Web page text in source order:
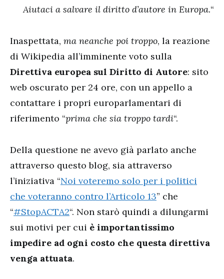
Aiutaci a salvare il diritto d’autore in Europa.“
Inaspettata, ma neanche poi troppo, la reazione
di Wikipedia all’imminente voto sulla
Direttiva europea sul Diritto di Autore: sito
web oscurato per 24 ore, con un appello a
contattare i propri europarlamentari di
riferimento “prima che sia troppo tardi“.
Della questione ne avevo già parlato anche
attraverso questo blog, sia attraverso
l’iniziativa “Noi voteremo solo per i politici
che voteranno contro l’Articolo 13” che
“#StopACTA2“. Non starò quindi a dilungarmi
sui motivi per cui è importantissimo
impedire ad ogni costo che questa direttiva
venga attuata.